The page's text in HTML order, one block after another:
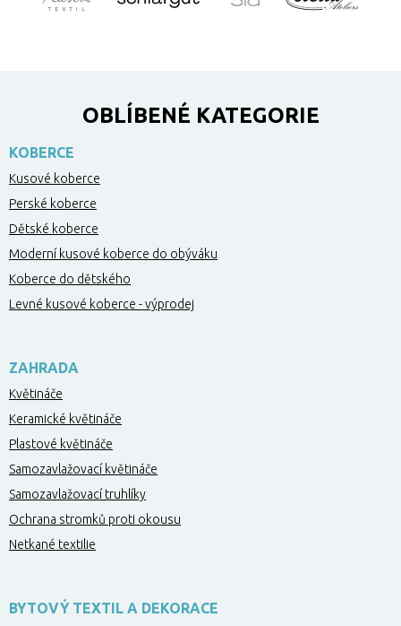
OBLÍBENÉ KATEGORIE
KOBERCE
Kusové koberce
Perské koberce
Dětské koberce
Moderní kusové koberce do obýváku
Koberce do dětského
Levné kusové koberce - výprodej
ZAHRADA
Květináče
Keramické květináče
Plastové květináče
Samozavlažovací květináče
Samozavlažovací truhlíky
Ochrana stromků proti okousu
Netkané textilie
BYTOVÝ TEXTIL A DEKORACE